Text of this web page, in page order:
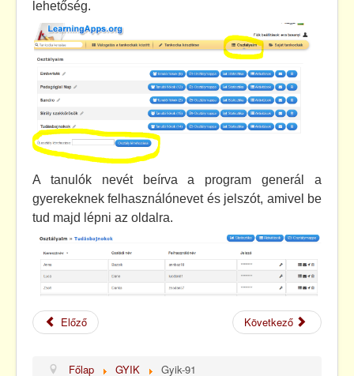
Guruló tankockák
Kapcsolat
lehetőség.
A tanulók nevét beírva a program generál a
gyerekeknek felhasználónevet és jelszót, amivel be
tud majd lépni az oldalra.
Előző Következő
Főlap GYIK Gyik-91